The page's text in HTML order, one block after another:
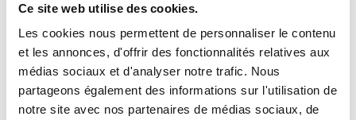
Ce site web utilise des cookies.
Les cookies nous permettent de personnaliser le contenu
et les annonces, d'offrir des fonctionnalités relatives aux
médias sociaux et d'analyser notre trafic. Nous
partageons également des informations sur l'utilisation de
notre site avec nos partenaires de médias sociaux, de
Vos vacances
Programmez où dormir, où manger, quoi faire et visiter